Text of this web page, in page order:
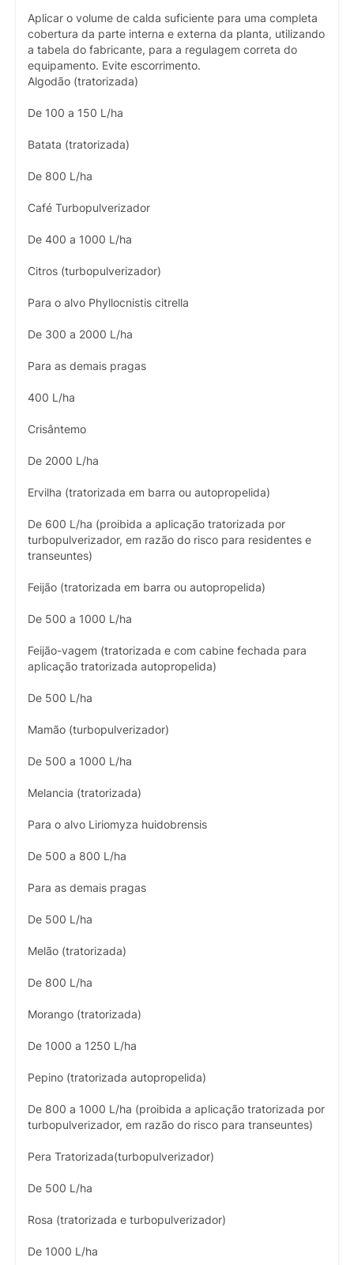
Aplicar o volume de calda suficiente para uma completa
cobertura da parte interna e externa da planta, utilizando
a tabela do fabricante, para a regulagem correta do
equipamento. Evite escorrimento.
Algodão (tratorizada)
De 100 a 150 L/ha
Batata (tratorizada)
De 800 L/ha
Café Turbopulverizador
De 400 a 1000 L/ha
Citros (turbopulverizador)
Para o alvo Phyllocnistis citrella
De 300 a 2000 L/ha
Para as demais pragas
400 L/ha
Crisântemo
De 2000 L/ha
Ervilha (tratorizada em barra ou autopropelida)
De 600 L/ha (proibida a aplicação tratorizada por
turbopulverizador, em razão do risco para residentes e
transeuntes)
Feijão (tratorizada em barra ou autopropelida)
De 500 a 1000 L/ha
Feijão-vagem (tratorizada e com cabine fechada para
aplicação tratorizada autopropelida)
De 500 L/ha
Mamão (turbopulverizador)
De 500 a 1000 L/ha
Melancia (tratorizada)
Para o alvo Liriomyza huidobrensis
De 500 a 800 L/ha
Para as demais pragas
De 500 L/ha
Melão (tratorizada)
De 800 L/ha
Morango (tratorizada)
De 1000 a 1250 L/ha
Pepino (tratorizada autopropelida)
De 800 a 1000 L/ha (proibida a aplicação tratorizada por
turbopulverizador, em razão do risco para transeuntes)
Pera Tratorizada(turbopulverizador)
De 500 L/ha
Rosa (tratorizada e turbopulverizador)
De 1000 L/ha